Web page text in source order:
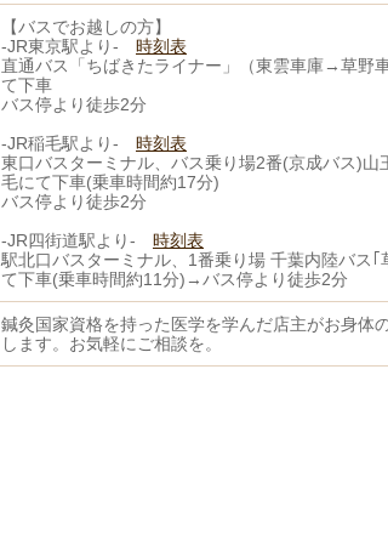
【バスでお越しの方】
-JR東京駅より- 時刻表
直通バス「ちばきたライナー」（東雲車庫→草野
て下車
バス停より徒歩2分
-JR稲毛駅より- 時刻表
東口バスターミナル、バス乗り場2番(京成バス)
毛にて下車(乗車時間約17分)
バス停より徒歩2分
-JR四街道駅より- 時刻表
駅北口バスターミナル、1番乗り場 千葉内陸バス
て下車(乗車時間約11分)→バス停より徒歩2分
鍼灸国家資格を持った医学を学んだ店主がお身体
します。お気軽にご相談を。